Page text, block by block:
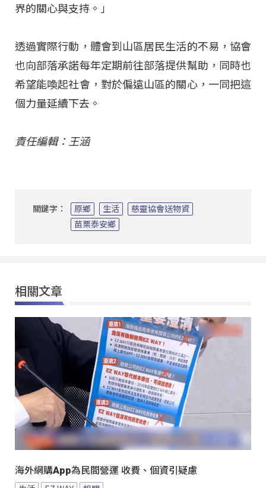
界的關心與支持。」
透過實際行動，體會到山區居民生活的不易，協會
也向部落承諾每年定期前往部落提供幫助，同時也
希望能喚起社會，對於偏遠山區的關心，一同把這
個力量延續下去。
責任編輯：王涵
關鍵字： 原鄉 生活
慈靈協會送物資
苗栗泰安鄉
相關文章
海外網購App為民間營運 收費、個資引疑慮